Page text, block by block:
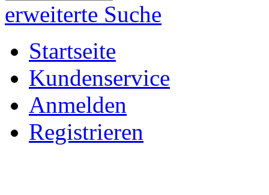
erweiterte Suche
Startseite
Kundenservice
Anmelden
Registrieren